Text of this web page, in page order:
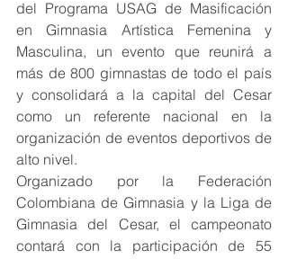
del Programa USAG de Masificación
en Gimnasia Artística Femenina y
Masculina, un evento que reunirá a
más de 800 gimnastas de todo el país
y consolidará a la capital del Cesar
como un referente nacional en la
organización de eventos deportivos de
alto nivel.
Organizado por la Federación
Colombiana de Gimnasia y la Liga de
Gimnasia del Cesar, el campeonato
contará con la participación de 55